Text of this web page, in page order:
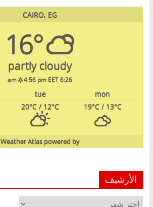
CAIRO, EG
16°
partly cloudy
6:26 am
4:56 pm EET
mon
tue
19°C/ 13°C
20°C / 12°C
powered by
Weather Atlas
الأرشيف
الأرشيف